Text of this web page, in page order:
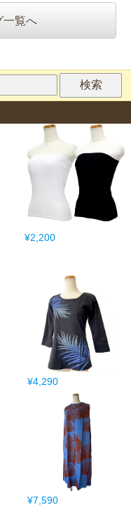
一覧へ
¥2,200
¥4,290
¥7,590